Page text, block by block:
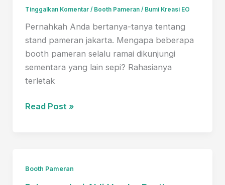
Tinggalkan Komentar / Booth Pameran/ Bumi Kreasi EO
Pernahkah Anda bertanya-tanya tentang
stand pameran jakarta. Mengapa beberapa
booth pameran selalu ramai dikunjungi
sementara yang lain sepi? Rahasianya
terletak
Stand
Rahasia
Read Post »
Booth Pameran